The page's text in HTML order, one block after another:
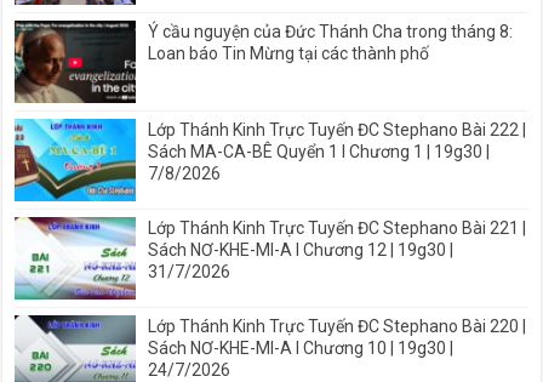
Ý cầu nguyện của Đức Thánh Cha trong tháng 8:
Loan báo Tin Mừng tại các thành phố
Lớp Thánh Kinh Trực Tuyến ĐC Stephano Bài 222 |
Sách MA-CA-BÊ Quyển 1 I Chương 1 | 19g30 |
7/8/2026
Lớp Thánh Kinh Trực Tuyến ĐC Stephano Bài 221 |
Sách NƠ-KHE-MI-A I Chương 12 | 19g30 |
31/7/2026
Lớp Thánh Kinh Trực Tuyến ĐC Stephano Bài 220 |
Sách NƠ-KHE-MI-A I Chương 10 | 19g30 |
24/7/2026